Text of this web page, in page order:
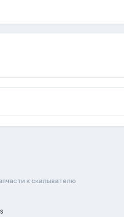
к скалывателю